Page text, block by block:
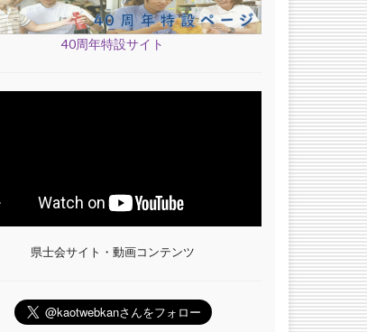
40周年特設サイト
県士会サイト・動画コンテンツ